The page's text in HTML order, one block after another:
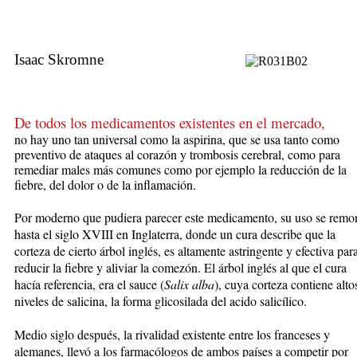
Isaac Skromne
De todos los medicamentos existentes en el mercado,
no hay uno tan universal como la aspirina, que se usa tanto como
preventivo de ataques al corazón y trombosis cerebral, como para
remediar males más comunes como por ejemplo la reducción de la
fiebre, del dolor o de la inflamación.
Por moderno que pudiera parecer este medicamento, su uso se
hasta el siglo XVIII en Inglaterra, donde un cura describe que la
corteza de cierto árbol inglés, es altamente astringente y efectiva para
reducir la fiebre y aliviar la comezón. El árbol inglés al que el cura
hacía referencia, era el sauce (Salix alba), cuya corteza contiene
niveles de salicina, la forma glicosilada del acido salicílico.
Medio siglo después, la rivalidad existente entre los franceses y
alemanes, llevó a los farmacólogos de ambos países a competir por